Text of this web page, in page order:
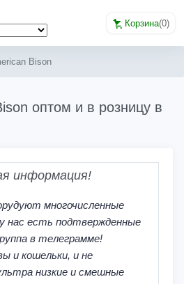
Корзина(0)
Bison
оптом и в розницу в
информация!
многочисленные
нас есть подтвержденные
в телеграмме!
и кошельки, и не
низкие и смешные